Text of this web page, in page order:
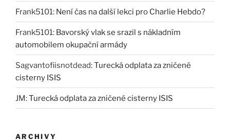
Frank5101: Není čas na další lekci pro Charlie Hebdo?
Frank5101: Bavorský vlak se srazil s nákladním
automobilem okupační armády
Sagvantofiisnotdead:Turecká odplata za zničené
cisterny ISIS
JM:Turecká odplata za zničené cisterny ISIS
ARCHIVY